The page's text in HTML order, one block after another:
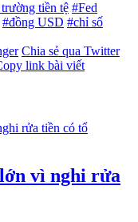
tiền tệ #Fed
#đồng USD #chỉ số
Chia sẻ qua Twitter
link bài viết
vì nghi rửa